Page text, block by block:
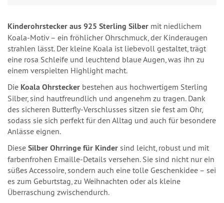
Kinderohrstecker aus 925 Sterling Silber mit niedlichem
Koala-Motiv – ein fröhlicher Ohrschmuck, der Kinderaugen
strahlen lässt. Der kleine Koala ist liebevoll gestaltet, trägt
eine rosa Schleife und leuchtend blaue Augen, was ihn zu
einem verspielten Highlight macht.
Die Koala Ohrstecker bestehen aus hochwertigem Sterling
Silber, sind hautfreundlich und angenehm zu tragen. Dank
des sicheren Butterfly-Verschlusses sitzen sie fest am Ohr,
sodass sie sich perfekt für den Alltag und auch für besondere
Anlässe eignen.
Diese Silber Ohrringe für Kinder sind leicht, robust und mit
farbenfrohen Emaille-Details versehen. Sie sind nicht nur ein
süßes Accessoire, sondern auch eine tolle Geschenkidee – sei
es zum Geburtstag, zu Weihnachten oder als kleine
Überraschung zwischendurch.